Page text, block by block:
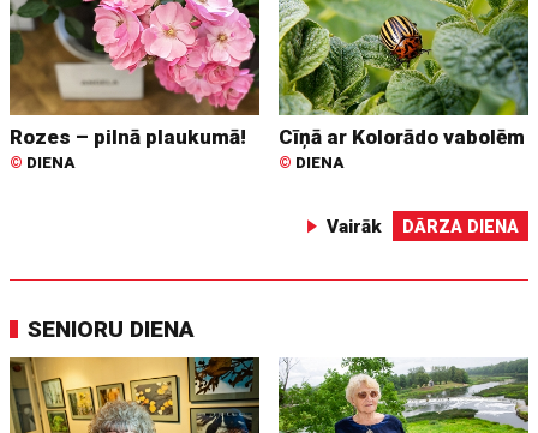
Rozes – pilnā plaukumā!
© DIENA
Cīņā ar Kolorādo vabolēm
© DIENA
Vairāk DĀRZA DIENA
SENIORU DIENA